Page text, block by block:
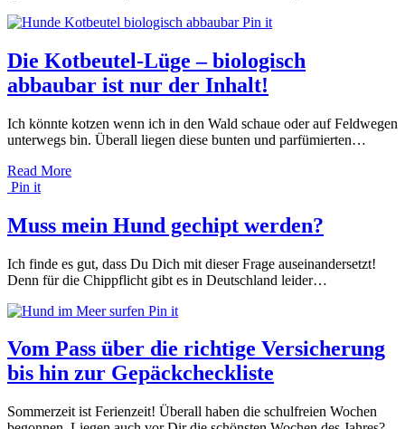
Pin it
Die Kotbeutel-Lüge – biologisch
abbaubar ist nur der Inhalt!
Ich könnte kotzen wenn ich in den Wald schaue oder auf Feldwegen
unterwegs bin. Überall liegen diese bunten und parfümierten…
Read More
Pin it
Muss mein Hund gechipt werden?
Ich finde es gut, dass Du Dich mit dieser Frage auseinandersetzt!
Denn für die Chippflicht gibt es in Deutschland leider…
Pin it
Vom Pass über die richtige Versicherung
bis hin zur Gepäckcheckliste
Sommerzeit ist Ferienzeit! Überall haben die schulfreien Wochen